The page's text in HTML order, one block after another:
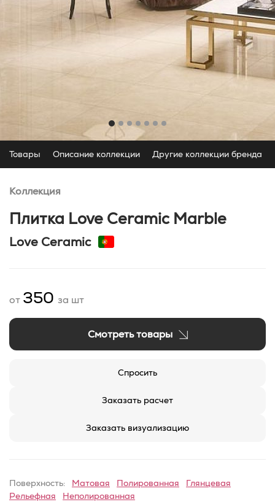
Товары Описание коллекции Другие коллекции бренда
Коллекция
Плитка Love Ceramic Marble
Love Ceramic
от 350 за шт
Смотреть товары
Спросить
Заказать расчет
Заказать визуализацию
Поверхность: Матовая Полированная
Глянцевая
Рельефная
Неполированная